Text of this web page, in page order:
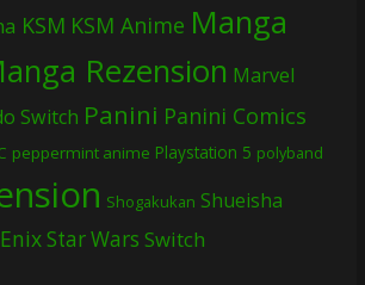
KSM KSM Anime Manga
Rezension Marvel
Switch Panini Panini Comics
peppermint anime Playstation 5 polyband
Shogakukan Shueisha
Star Wars Switch